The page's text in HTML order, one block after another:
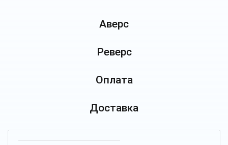
Аверс
Реверс
Оплата
Доставка